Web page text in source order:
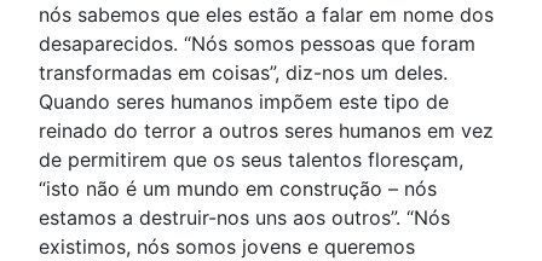
nós sabemos que eles estão a falar em nome dos
desaparecidos. “Nós somos pessoas que foram
transformadas em coisas”, diz-nos um deles.
Quando seres humanos impõem este tipo de
reinado do terror a outros seres humanos em vez
de permitirem que os seus talentos floresçam,
“isto não é um mundo em construção – nós
estamos a destruir-nos uns aos outros”. “Nós
existimos, nós somos jovens e queremos